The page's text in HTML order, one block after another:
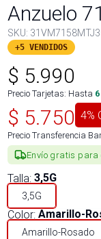
Anzuelo
SKU:
+5 VENDIDOS
$ 5.990
Precio Tarjetas: Hasta 6
$ 5.750 4%
Precio Transferencia
Envío gratis para
Talla: 3,5G
3,5G
Color: Amarillo-
Amarillo-Rosado